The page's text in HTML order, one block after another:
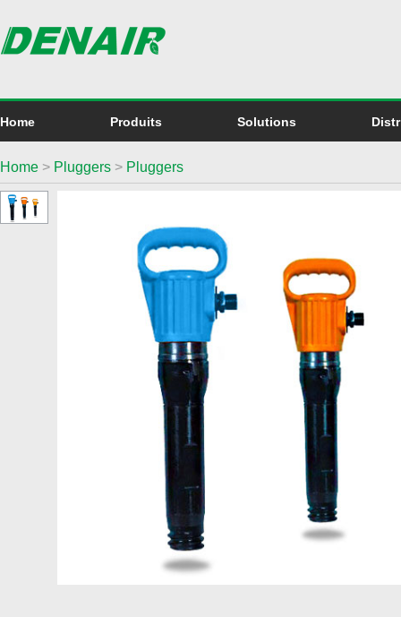
Home Produits Solutions
Home > Pluggers > Pluggers